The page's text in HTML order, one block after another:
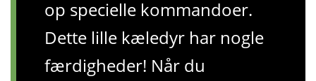
op specielle kommandoer.
Dette lille kæledyr har nogle
færdigheder! Når du